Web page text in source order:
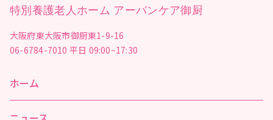
特別養護老人ホーム アーバンケア御厨
大阪府東大阪市御厨東1-9-16
06-6784-7010 平日 09:00~17:30
ホーム